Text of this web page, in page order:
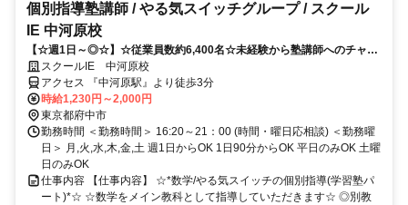
個別指導塾講師 / やる気スイッチグループ / スクール
IE 中河原校
【☆週1日～◎☆】☆従業員数約6,400名☆未経験から塾講師へのチャレ
ンジ大歓迎！！
スクールIE 中河原校
アクセス 『中河原駅』より徒歩3分
時給1,230円～2,000円
東京都府中市
勤務時間 ＜勤務時間＞ 16:20～21：00 (時間・曜日応相談) ＜勤務曜
日＞ 月,火,水,木,金,土 週1日からOK 1日90分からOK 平日のみOK 土曜
日のみOK
仕事内容 【仕事内容】 ☆*数学/やる気スイッチの個別指導(学習塾パ
ート)*☆ ☆数学をメイン教科として指導していただきます☆ ◎別教